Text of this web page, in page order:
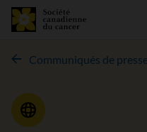
Communiqués de
Communiqué de